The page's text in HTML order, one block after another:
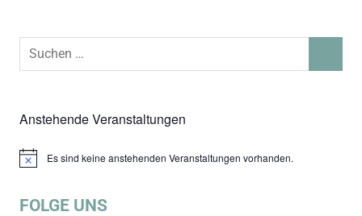
Suchen
Anstehende Veranstaltungen
HinweisEs sind keine anstehenden Veranstaltungen vorhanden.
FOLGE UNS